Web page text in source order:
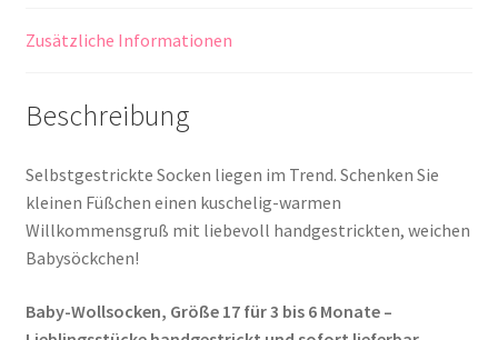
Zusätzliche Informationen
Beschreibung
Selbstgestrickte Socken liegen im Trend. Schenken Sie
kleinen Füßchen einen kuschelig-warmen
Willkommensgruß mit liebevoll handgestrickten, weichen
Babysöckchen!
Baby-Wollsocken, Größe 17 für 3 bis 6 Monate –